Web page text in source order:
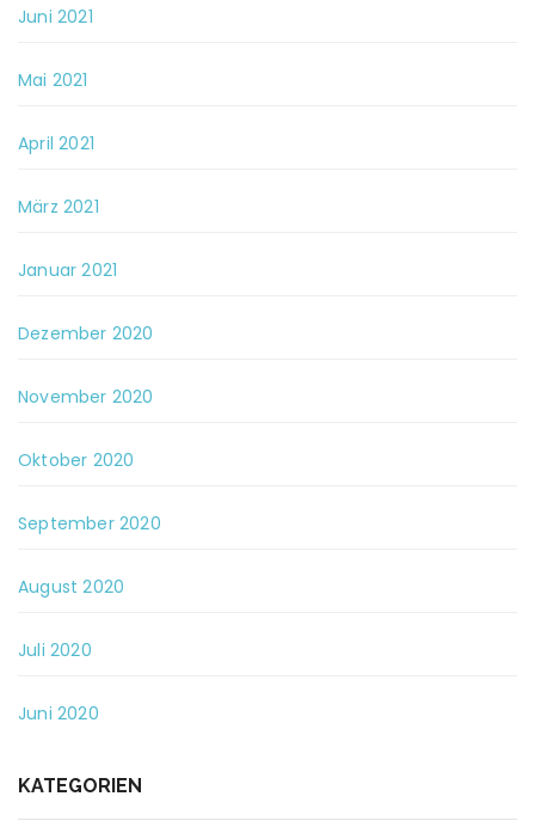
Juni 2021
Mai 2021
April 2021
März 2021
Januar 2021
Dezember 2020
November 2020
Oktober 2020
September 2020
August 2020
Juli 2020
Juni 2020
KATEGORIEN